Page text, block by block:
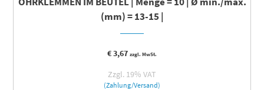
(mm) = 13-15 |
€3,67 zzgl. MwSt.
Zzgl. 19% VAT
(Zahlung/Versand)